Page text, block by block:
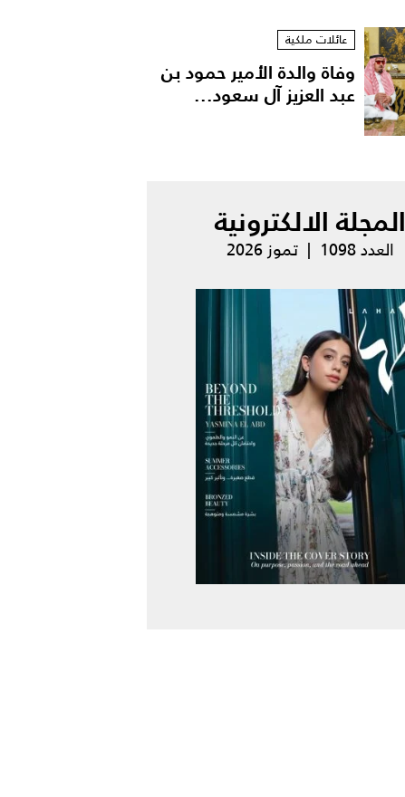
عائلات ملكية
وفاة والدة الأمير حمود بن
عبد العزيز آل سعود...
المجلة الالكترونية
العدد 1098 | تموز 2026